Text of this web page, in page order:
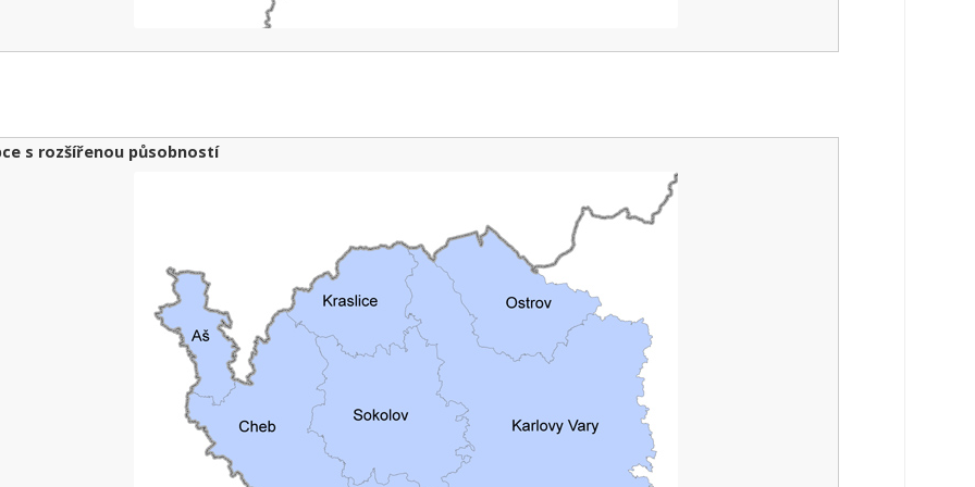
s rozšířenou působností